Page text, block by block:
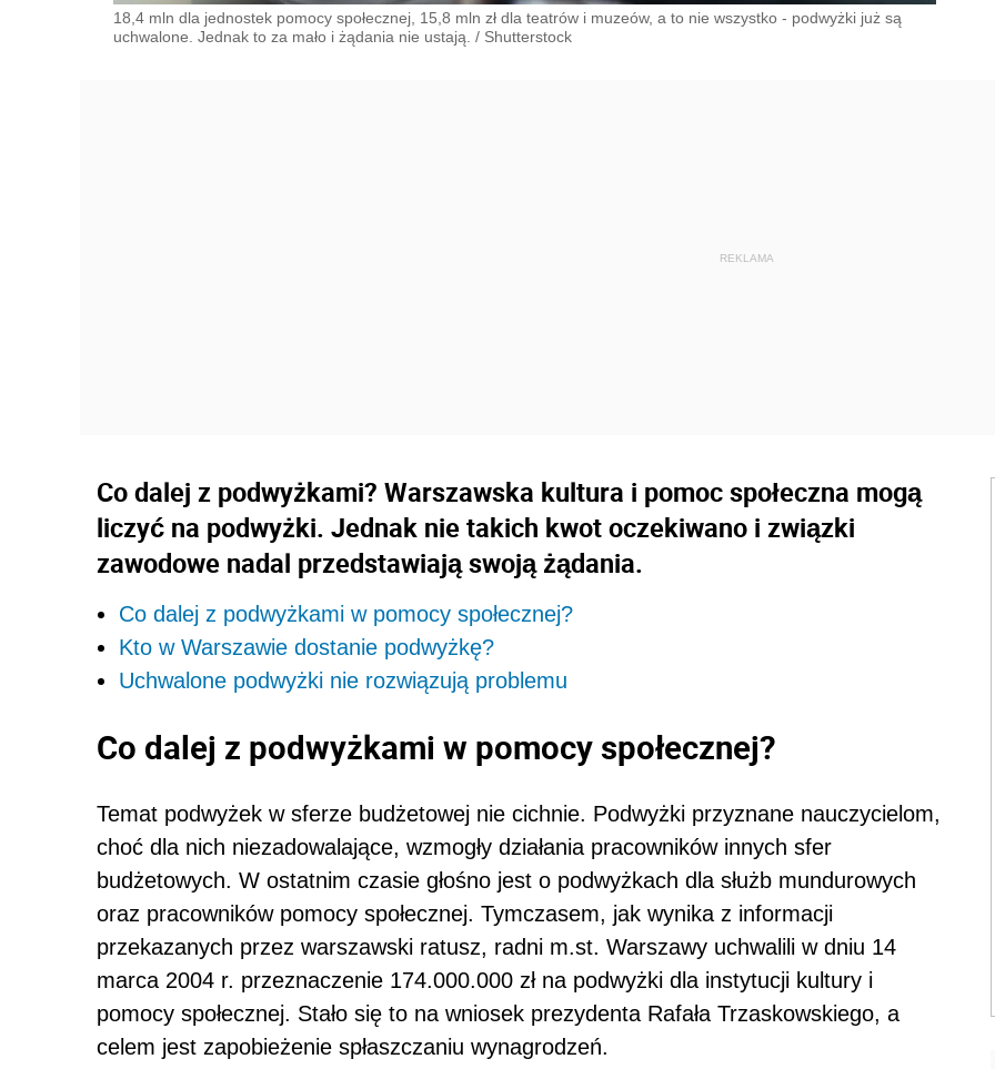
18,4 mln dla jednostek pomocy społecznej, 15,8 mln zł dla teatrów i muzeów, a to nie wszystko - podwyżki już są
uchwalone. Jednak to za mało i żądania nie ustają. / Shutterstock
Co dalej z podwyżkami? Warszawska kultura i pomoc społeczna mogą
liczyć na podwyżki. Jednak nie takich kwot oczekiwano i związki
zawodowe nadal przedstawiają swoją żądania.
Co dalej z podwyżkami w pomocy społecznej?
Kto w Warszawie dostanie podwyżkę?
Uchwalone podwyżki nie rozwiązują problemu
Co dalej z podwyżkami w pomocy społecznej?
Temat podwyżek w sferze budżetowej nie cichnie. Podwyżki przyznane nauczycielom,
choć dla nich niezadowalające, wzmogły działania pracowników innych sfer
budżetowych. W ostatnim czasie głośno jest o podwyżkach dla służb mundurowych
oraz pracowników pomocy społecznej. Tymczasem, jak wynika z informacji
przekazanych przez warszawski ratusz, radni m.st. Warszawy uchwalili w dniu 14
marca 2004 r. przeznaczenie 174.000.000 zł na podwyżki dla instytucji kultury i
pomocy społecznej. Stało się to na wniosek prezydenta Rafała Trzaskowskiego, a
celem jest zapobieżenie spłaszczaniu wynagrodzeń.